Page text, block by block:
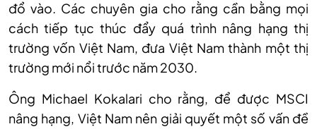
đổ vào. Các chuyên gia cho rằng cần bằng mọi
cách tiếp tục thúc đẩy quá trình nâng hạng thị
trường vốn Việt Nam, đưa Việt Nam thành một thị
trường mới nổi trước năm 2030.
Ông Michael Kokalari cho rằng, để được MSCI
nâng hạng, Việt Nam nên giải quyết một số vấn đề